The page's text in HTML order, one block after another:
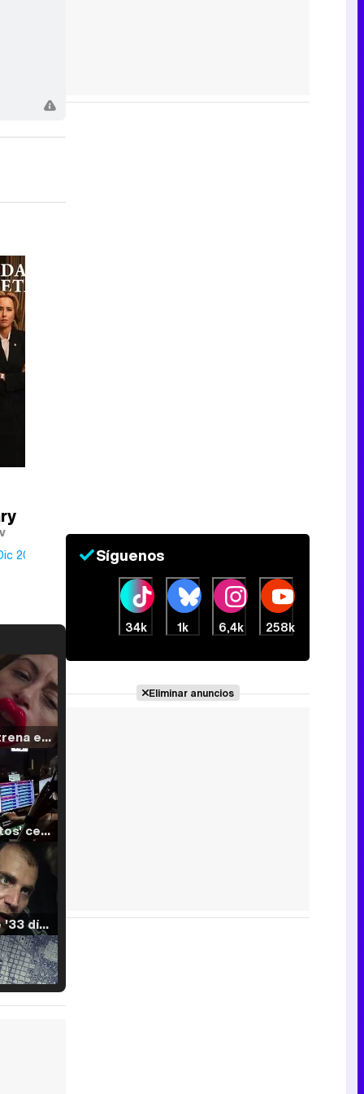
2019
Filmin estrena el tráiler de 'Millennial Mal', su nueva comedia universitaria de la mano de Lorena Iglesias
'120 Minutos' celebra sus 2.000 programas en Telemadrid con un vídeo del día a día en la redacción
Tráiler de '33 días', la nueva serie de Atresplayer con Julián Villagrán y José Manuel Poga
Síguenos
34k 1k 6,4k 258k
Eliminar anuncios